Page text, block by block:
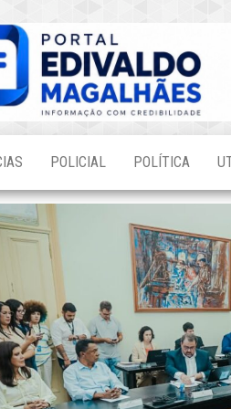
POLICIAL POLÍTICA